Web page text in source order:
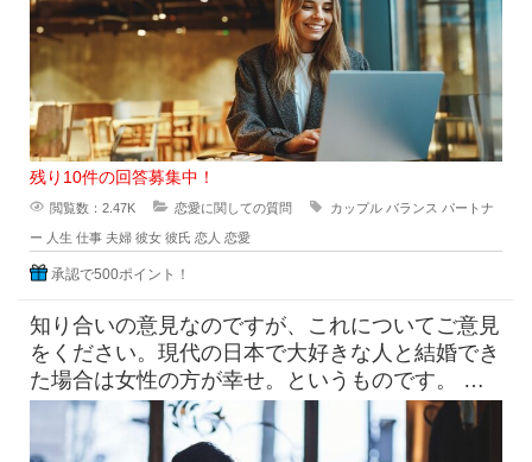
残り10件の回答募集中！
閲覧数：2.47K 恋愛に関しての質問 カップル バランス パートナ
ー 人生 仕事 夫婦 彼女 彼氏 恋人 恋愛
承認で500ポイント！
知り合いの意見なのですが、これについてご意見
をください。現代の日本で大好きな人と結婚でき
た場合は女性の方が幸せ。というものです。 そ
の人曰く、男性の場合は